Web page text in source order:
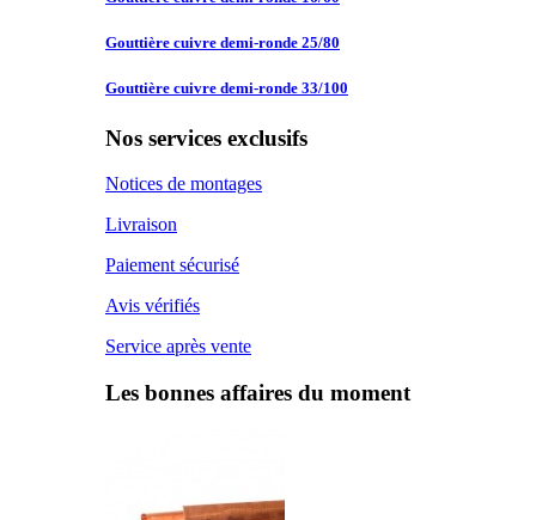
Gouttière cuivre demi-ronde 25/80
Gouttière cuivre demi-ronde 33/100
Nos services exclusifs
Notices de montages
Livraison
Paiement sécurisé
Avis vérifiés
Service après vente
Les bonnes affaires du moment